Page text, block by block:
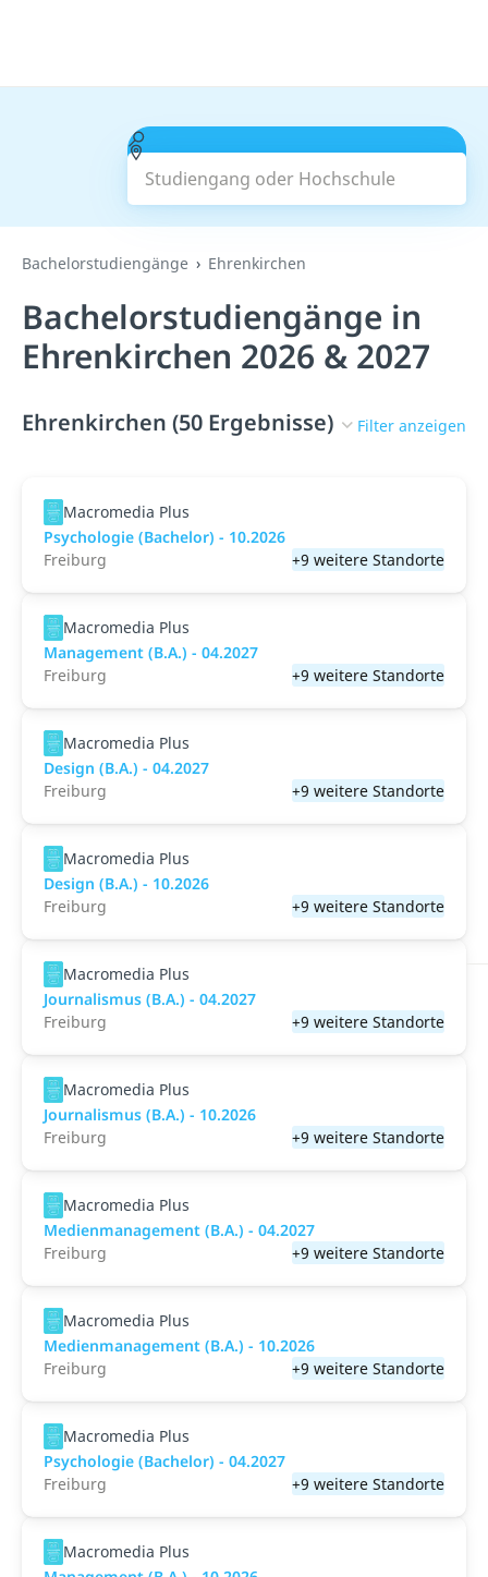
Studiengang oder Hochschule
Suchen
Bachelorstudiengänge Ehrenkirchen
Bachelorstudiengänge in
Ehrenkirchen 2026 & 2027
Ehrenkirchen (50 Ergebnisse) Filter anzeigen
Macromedia Plus
Psychologie (Bachelor) - 10.2026
Freiburg
+9 weitere Standorte
Macromedia Plus
Management (B.A.) - 04.2027
Freiburg
+9 weitere Standorte
Macromedia Plus
Design (B.A.) - 04.2027
Freiburg
+9 weitere Standorte
Macromedia Plus
Design (B.A.) - 10.2026
Freiburg
+9 weitere Standorte
Macromedia Plus
Journalismus (B.A.) - 04.2027
Freiburg
+9 weitere Standorte
Macromedia Plus
Journalismus (B.A.) - 10.2026
Freiburg
+9 weitere Standorte
Macromedia Plus
Medienmanagement (B.A.) - 04.2027
Freiburg
+9 weitere Standorte
Macromedia Plus
Medienmanagement (B.A.) - 10.2026
Freiburg
+9 weitere Standorte
Macromedia Plus
Psychologie (Bachelor) - 04.2027
Freiburg
+9 weitere Standorte
Macromedia Plus